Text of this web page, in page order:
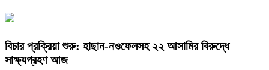
বিচার প্রক্রিয়া শুরু: হাছান-নওফেলসহ ২২ আসামির বিরুদ্ধে
সাক্ষ্যগ্রহণ আজ